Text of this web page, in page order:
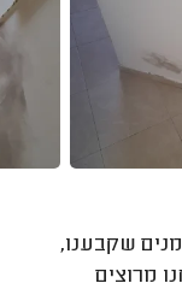
שקבענו,
מרוצים